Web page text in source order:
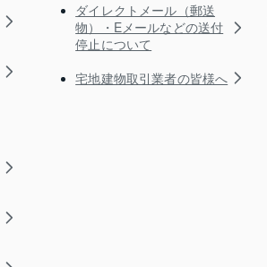
ダイレクトメール（郵送
物）・Eメールなどの送付
停止について
宅地建物取引業者の皆様へ